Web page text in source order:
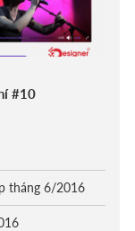
#10
tháng 6/2016